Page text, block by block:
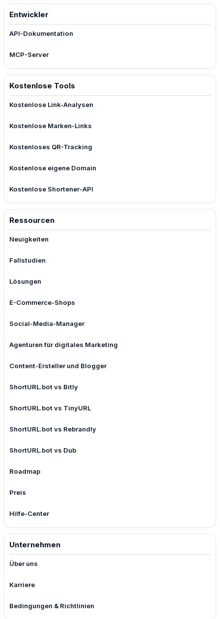
Entwickler
API-Dokumentation
MCP-Server
Kostenlose Tools
Kostenlose Link-Analysen
Kostenlose Marken-Links
Kostenloses QR-Tracking
Kostenlose eigene Domain
Kostenlose Shortener-API
Ressourcen
Neuigkeiten
Fallstudien
Lösungen
E-Commerce-Shops
Social-Media-Manager
Agenturen für digitales Marketing
Content-Ersteller und Blogger
ShortURL.bot vs Bitly
ShortURL.bot vs TinyURL
ShortURL.bot vs Rebrandly
ShortURL.bot vs Dub
Roadmap
Preis
Hilfe-Center
Unternehmen
Über uns
Karriere
Bedingungen & Richtlinien